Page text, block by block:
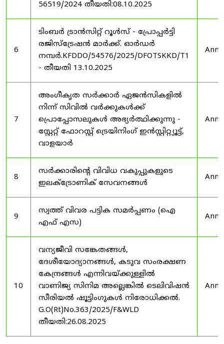
56519/2024 തീയതി:08.10.2025
6
ടിംബർ ട്രാൻസിറ്റ് റൂൾസ് - പ്രോപ്പർട്ടി
രജിസ്ട്രേഷൻ മാർക്ക്. ഓർഡർ
നമ്പർ.KFDDO/54576/2025/DFOTSKKD/T1
- തീയതി 13.10.2025
7
അംഗീകൃത സർക്കാർ ഏജൻസികളിൽ
നിന്ന് സിവിൽ വർക്കുകൾക്ക്
പ്രൊപ്പോസലുകൾ അഭ്യർത്ഥിക്കുന്നു -
സ്റ്റേറ്റ് ഫോറസ്റ്റ് ട്രെയിനിംഗ് ഇൻസ്റ്റിറ്റ്യൂട്ട്,
വാളയാർ
8
സർക്കാരിന്റെ വിവിധ വകുപ്പുകളുടെ
ഇലക്ട്രോണിക് സേവനങ്ങൾ
9
സ്വത്ത് വിവര പട്ടിക സമർപ്പണം (ഐ
എഫ് എസ)
10
വന്യജീവി സങ്കേതങ്ങൾ,
ദേശീയോദ്യാനങ്ങൾ, കടുവ സംരക്ഷണ
കേന്ദ്രങ്ങൾ എന്നിവയ്ക്കുള്ളിൽ
വാണിജ്യ സിനിമ അല്ലെങ്കിൽ ടെലിവിഷൻ
സീരിയൽ ഷൂട്ടിംഗുകൾ നിരോധിക്കൽ.
G.O(Rt)No.363/2025/F&WLD
തീയതി:26.08.2025